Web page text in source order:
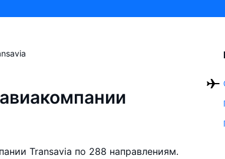
Transavia по 288 направлениям.